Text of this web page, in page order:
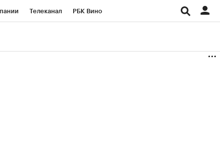
Телеканал РБК Вино